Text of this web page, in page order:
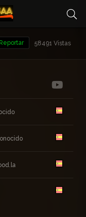
58491 Vistas
Reportar